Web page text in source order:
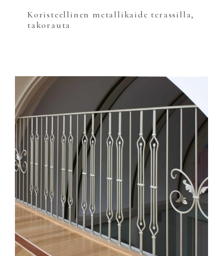
Koristeellinen metallikaide terassilla,
takorauta